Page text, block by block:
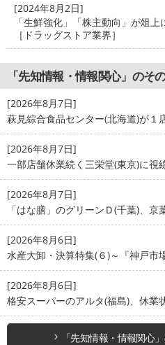
[2024年8月2日]
「生鮮強化」「株主動向」が俎
［ドラッグストア業界］
「先知情報・情報関心」のそ
[2026年8月7日]
萩見綜合食品センター(北海道)が
[2026年8月7日]
一部店舗休業続く三栄堂(東京)に
[2026年8月7日]
「はな膳」のグリーンＤ(千葉)、
[2026年8月6日]
水産大卸・決算特集(６)～『神戸
[2026年8月6日]
格安スーパーのアルタ(福島)、休
「先知情報・情報関心